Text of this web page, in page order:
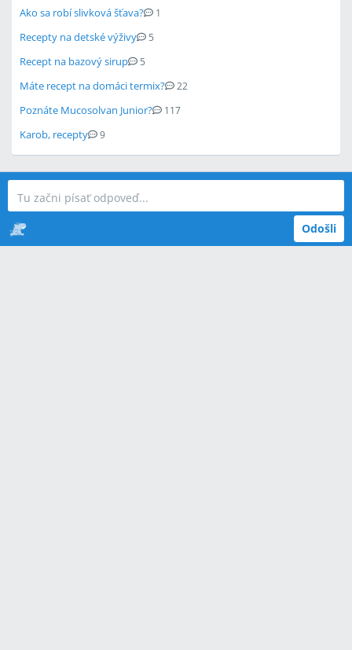
Ako sa robí slivková šťava? 1
Recepty na detské výživy 5
Recept na bazový sirup 5
Máte recept na domáci termix? 22
Poznáte Mucosolvan Junior? 117
Karob, recepty 9
Odošli